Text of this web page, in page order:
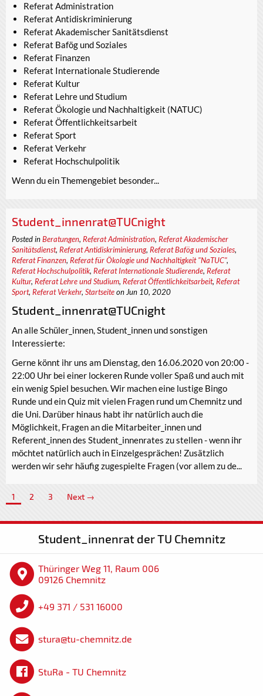
Referat Administration
Referat Antidiskriminierung
Referat Akademischer Sanitätsdienst
Referat Bafög und Soziales
Referat Finanzen
Referat Internationale Studierende
Referat Kultur
Referat Lehre und Studium
Referat Ökologie und Nachhaltigkeit (NATUC)
Referat Öffentlichkeitsarbeit
Referat Sport
Referat Verkehr
Referat Hochschulpolitik
Wenn du ein Themengebiet besonder...
Student_innenrat@TUCnight
Posted inBeratungen, Referat Administration, Referat Akademischer
Sanitätsdienst, Referat Antidiskriminierung, Referat Bafög und Soziales,
Referat Finanzen, Referat für Ökologie und Nachhaltigkeit "NaTUC",
Referat Hochschulpolitik, Referat Internationale Studierende, Referat
Kultur, Referat Lehre und Studium, Referat Öffentlichkeitsarbeit, Referat
Sport, Referat Verkehr, Startseiteon Jun 10, 2020
Student_innenrat@TUCnight
An alle Schüler_innen, Student_innen und sonstigen
Interessierte:
Gerne könnt ihr uns am Dienstag, den 16.06.2020 von 20:00 -
22:00 Uhr bei einer lockeren Runde voller Spaß und auch mit
ein wenig Spiel besuchen. Wir machen eine lustige Bingo
Runde und ein Quiz mit vielen Fragen rund um Chemnitz und
die Uni. Darüber hinaus habt ihr natürlich auch die
Möglichkeit, Fragen an die Mitarbeiter_innen und
Referent_innen des Student_innenrates zu stellen - wenn ihr
möchtet natürlich auch in Einzelgesprächen! Zusätzlich
werden wir sehr häufig zugespielte Fragen (vor allem zu de...
1 2 3 Next →
Student_innenrat der TU Chemnitz
Thüringer Weg 11, Raum 006
09126 Chemnitz
+49 371 / 531 16000
stura@tu-chemnitz.de
StuRa - TU Chemnitz